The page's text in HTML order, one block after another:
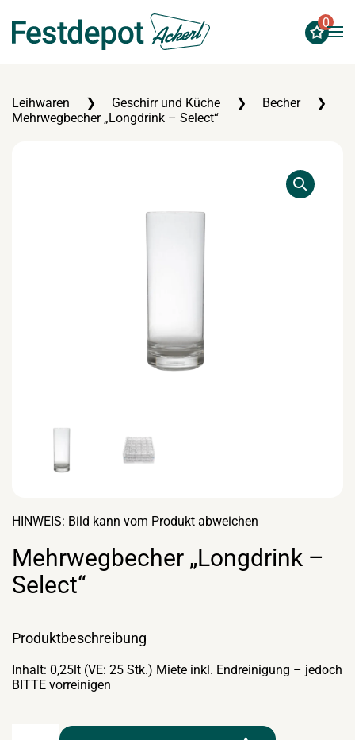
Zum Hauptinhalt springen
0
Leihwaren Geschirr und Küche
Becher
Mehrwegbecher „Longdrink – Select“
HINWEIS: Bild kann vom Produkt abweichen
Mehrwegbecher „Longdrink –
Select“
Produktbeschreibung
Inhalt: 0,25lt (VE: 25 Stk.) Miete inkl. Endreinigung – jedoch
BITTE vorreinigen
Mehrwegbecher